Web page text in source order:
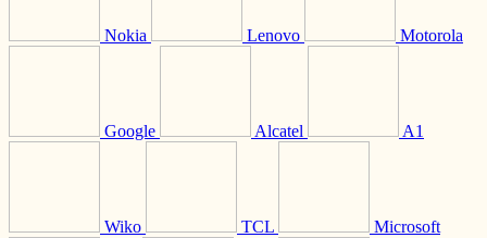
Nokia Lenovo Motorola
Google Alcatel A1
Wiko TCL Microsoft